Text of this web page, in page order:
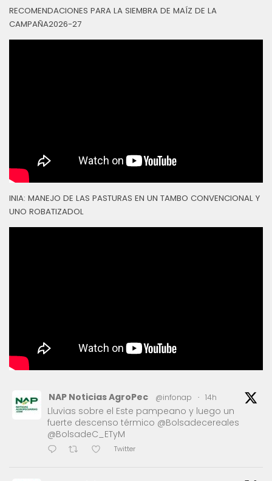
RECOMENDACIONES PARA LA SIEMBRA DE MAÍZ DE LA
CAMPAÑA2026-27
INIA: MANEJO DE LAS PASTURAS EN UN TAMBO CONVENCIONAL Y
UNO ROBATIZADOL
NAP Noticias AgroPec @infonap · 14h
Lluvias sobre el Este pampeano y luego un
fuerte descenso térmico @Bolsadecereales
@BolsadeC_ETyM
Twitter